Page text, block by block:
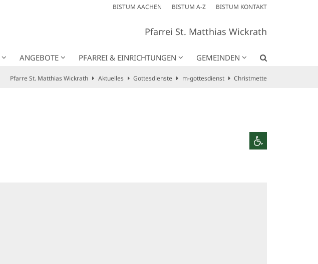
BISTUM AACHEN BISTUM A-Z BISTUM KONTAKT
Pfarrei St. Matthias Wickrath
ANGEBOTE PFARREI & EINRICHTUNGEN GEMEINDEN
Pfarre St. Matthias Wickrath Aktuelles Gottesdienste m-gottesdienst Christmette